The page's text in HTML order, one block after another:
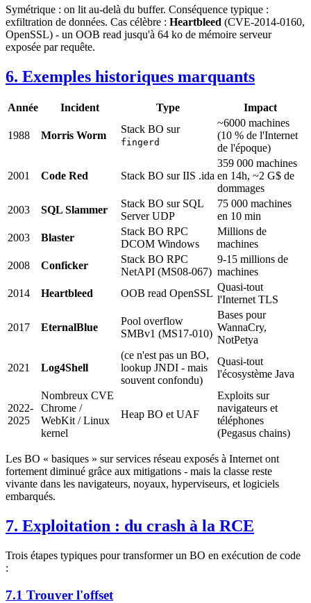
Symétrique : on lit au-delà du buffer. Conséquence typique :
exfiltration de données. Cas célèbre : Heartbleed (CVE-2014-0160,
OpenSSL) - un OOB read jusqu'à 64 ko de mémoire serveur
exposée par requête.
6. Exemples historiques marquants
Année Incident Type Impact
1988 Morris Worm
Stack BO sur
fingerd
~6000 machines
(10 % de l'Internet
de l'époque)
2001 Code Red Stack BO sur IIS .ida
359 000 machines
en 14h, ~2 G$ de
dommages
2003
SQL Slammer
Stack BO sur SQL
Server UDP
75 000 machines
en 10 min
2003
Blaster
Stack BO RPC
DCOM Windows
Millions de
machines
2008
Conficker
Stack BO RPC
NetAPI (MS08-067)
9-15 millions de
machines
2014
Heartbleed OOB read OpenSSL
Quasi-tout
l'Internet TLS
2017 EternalBlue
Pool overflow
SMBv1 (MS17-010)
Bases pour
WannaCry,
NotPetya
2021 Log4Shell
(ce n'est pas un BO,
lookup JNDI - mais
souvent confondu)
Quasi-tout
l'écosystème Java
2022-
2025
Nombreux CVE
Chrome /
WebKit / Linux
kernel
Heap BO et UAF
Exploits sur
navigateurs et
téléphones
(Pegasus chains)
Les BO « basiques » sur services réseau exposés à Internet ont
fortement diminué grâce aux mitigations - mais la classe reste
vivante dans les navigateurs, noyaux, hyperviseurs, et logiciels
embarqués.
7. Exploitation : du crash à la RCE
Trois étapes typiques pour transformer un BO en exécution de code
:
7.1 Trouver l'offset